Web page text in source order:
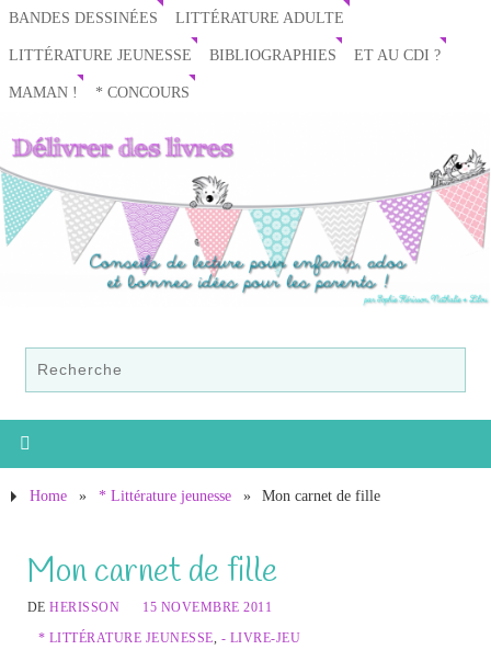
BANDES DESSINÉES LITTÉRATURE ADULTE
LITTÉRATURE JEUNESSE BIBLIOGRAPHIES ET AU CDI ?
MAMAN ! * CONCOURS
Home » * Littérature jeunesse » Mon carnet de fille
Mon carnet de fille
DEHERISSON
15 NOVEMBRE 2011
* LITTÉRATURE JEUNESSE, - LIVRE-JEU